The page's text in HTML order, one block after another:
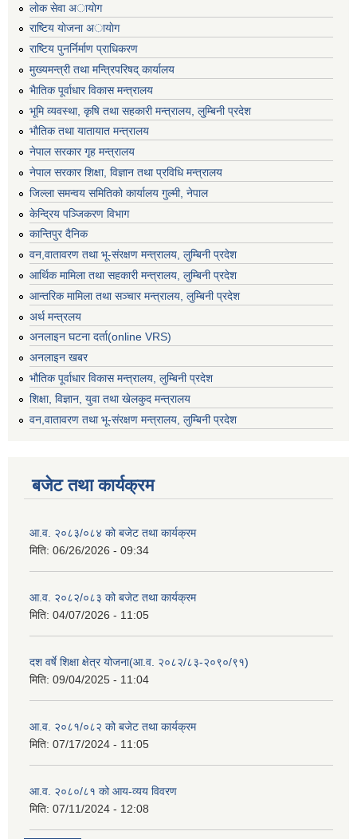
लाेक सेवा अायाेग
राष्टिय याेजना अायाेग
राष्टिय पुनर्निर्माण प्राधिकरण
मुख्यमन्त्री तथा मन्त्रिपरिषद् कार्यालय
भैातिक पूर्वाधार विकास मन्त्रालय
भूमि व्यवस्था, कृषि तथा सहकारी मन्त्रालय, लु्म्बिनी प्रदेश
भाैतिक तथा यातायात मन्त्रालय
नेपाल सरकार गृह मन्त्रालय
नेपाल सरकार शिक्षा, विज्ञान तथा प्रविधि मन्त्रालय
जिल्ला समन्वय समितिको कार्यालय गुल्मी, नेपाल
केन्द्रिय पञ्जिकरण विभाग
कान्तिपुर दैनिक
वन,वातावरण तथा भू-संरक्षण मन्त्रालय, लुम्बिनी प्रदेश
आर्थिक मामिला तथा सहकारी मन्त्रालय, लुम्बिनी प्रदेश
आन्तरिक मामिला तथा सञ्चार मन्त्रालय, लुम्बिनी प्रदेश
अर्थ मन्त्रलय
अनलाइन घटना दर्ता(online VRS)
अनलाइन खबर
भौतिक पूर्वाधार विकास मन्त्रालय, लुम्बिनी प्रदेश
शिक्षा, विज्ञान, युवा तथा खेलकुद मन्‍‍त्रालय
वन,वातावरण तथा भू-संरक्षण मन्त्रालय, लुम्बिनी प्रदेश
बजेट तथा कार्यक्रम
आ.व. २०८३/०८४ को बजेट तथा कार्यक्रम
मिति: 06/26/2026 - 09:34
आ.व. २०८२/०८३ को बजेट तथा कार्यक्रम
मिति: 04/07/2026 - 11:05
दश वर्षे शिक्षा क्षेत्र योजना(आ.व. २०८२/८३-२०९०/९१)
मिति: 09/04/2025 - 11:04
आ.व. २०८१/०८२ को बजेट तथा कार्यक्रम
मिति: 07/17/2024 - 11:05
आ.व. २०८०/८१ को आय-व्यय विवरण
मिति: 07/11/2024 - 12:08